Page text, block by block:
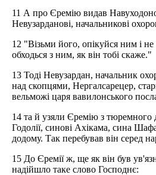
11 А про Єремію видав
Невузарданові, начальникові
12 "Візьми його, опікуйся ним і
обходься з ним, як він тобі скаже."
13 Тоді Невузардан, начальник
над скопцями, Нергалсарецер,
вельможі царя вавилонського
14 та й узяли Єремію з тюремного
Годолії, синові Ахікама, сина
додому. Так перебував він серед
15 До Єремії ж, ще як він був
надійшло таке слово Господнє: